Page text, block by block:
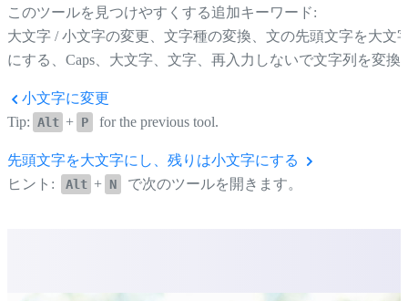
このツールを見つけやすくする追加キーワード:
大文字 / 小文字の変更、文字種の変換、文の先頭文字を大文
にする、Caps、大文字、文字、再入力しないで文字列を変換
小文字に変更
Tip: Alt + P for the previous tool.
先頭文字を大文字にし、残りは小文字にする
ヒント:
Alt + N で次のツールを開きます。